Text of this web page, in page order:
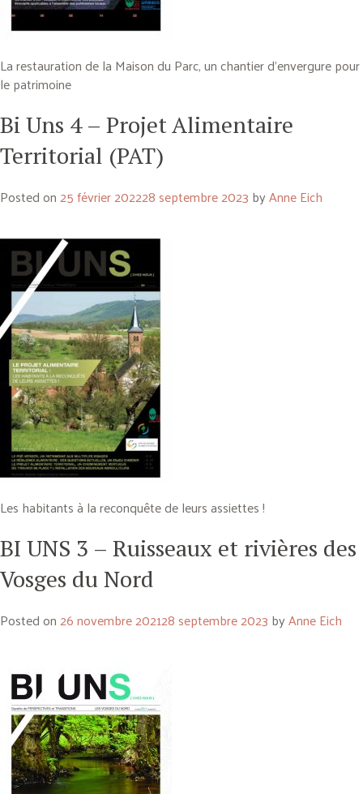
La restauration de la Maison du Parc, un chantier d’envergure pour
le patrimoine
Bi Uns 4 – Projet Alimentaire
Territorial (PAT)
Posted on25 février 202228 septembre 2023 byAnne Eich
Les habitants à la reconquête de leurs assiettes !
BI UNS 3 – Ruisseaux et rivières des
Vosges du Nord
Posted on26 novembre 202128 septembre 2023 byAnne Eich